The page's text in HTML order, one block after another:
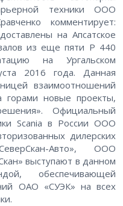
техники ООО
комментирует:
на Апсатское
из еще пяти P 440
на Ургальском
2016 года. Данная
взаимоотношений
новые проекты,
Официальный
Scania в России ООО
дилерских
Авто», ООО
выступают в данном
обеспечивающей
ОАО «СУЭК» на всех